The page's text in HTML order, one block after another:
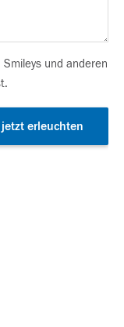
und anderen
jetzt erleuchten